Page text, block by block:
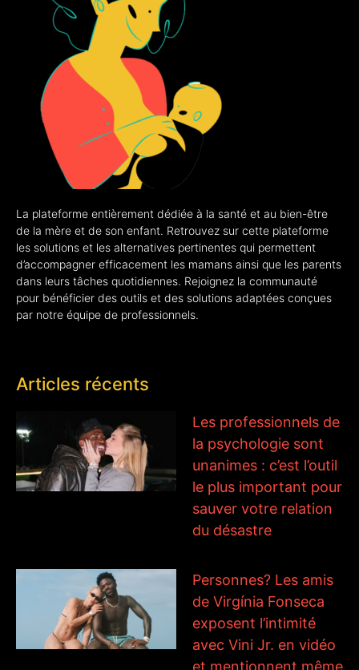
La plateforme entièrement dédiée à la santé et au bien-être
de la mère et de son enfant. Retrouvez sur cette plateforme
les solutions et les alternatives pertinentes qui permettent
d’accompagner efficacement les mamans ainsi que les parents
dans leurs tâches quotidiennes. Rejoignez la communauté
pour bénéficier des outils et des solutions adaptées conçues
par notre équipe de professionnels.
Articles récents
Les professionnels de
la psychologie sont
unanimes : c’est l’outil
le plus important pour
sauver votre relation
du désastre
Personnes? Les amis
de Virgínia Fonseca
exposent l’intimité
avec Vini Jr. en vidéo
et mentionnent même